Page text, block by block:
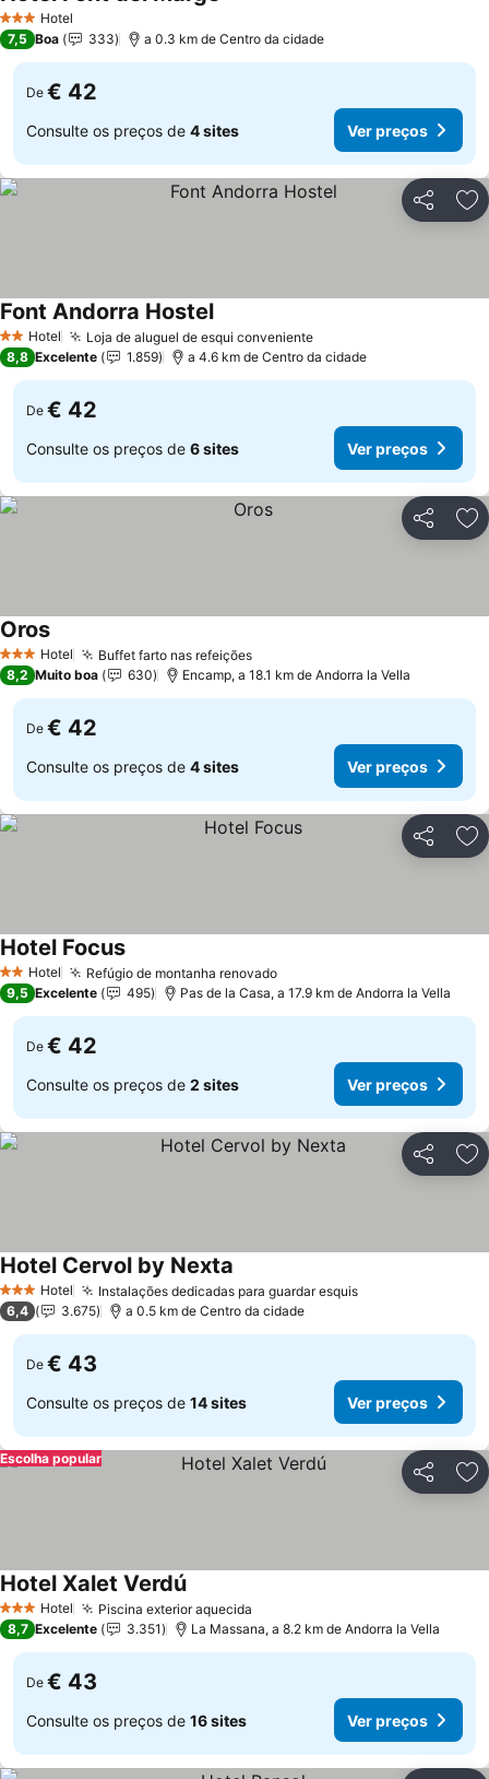
3 EstrelasHotel
7,5 Boa 333 a 0.3 km de Centro da cidade
De € 42
Consulte os preços de 4 sites Ver preços
Partilhar
2 Estrelas
Hotel Loja de aluguel de esqui convenienteVer preços
Font Andorra HostelVer preços
8,8 Excelente 1.859 a 4.6 km de Centro da cidade
De € 42
Consulte os preços de 6 sites Ver preços
Partilhar
3 EstrelasHotel Buffet farto nas refeiçõesVer preços
OrosVer preços
8,2 Muito boa 630 Encamp, a 18.1 km de Andorra la Vella
De € 42
Consulte os preços de 4 sites Ver preços
Partilhar
2 Estrelas
Hotel Refúgio de montanha renovadoVer preços
Hotel FocusVer preços
9,5 Excelente 495 Pas de la Casa, a 17.9 km de Andorra la Vella
De € 42
Consulte os preços de 2 sites Ver preços
Partilhar
3 EstrelasHotel Instalações dedicadas para guardar esquisVer preços
Hotel Cervol by Nexta
6,4 3.675 a 0.5 km de Centro da cidade
De € 43
Consulte os preços de 14 sites Ver preços
Partilhar
Escolha popular
3 EstrelasHotel Piscina exterior aquecida
Hotel Xalet VerdúVer preços
8,7 Excelente 3.351 La Massana, a 8.2 km de Andorra la Vella
De € 43
Consulte os preços de 16 sites Ver preços